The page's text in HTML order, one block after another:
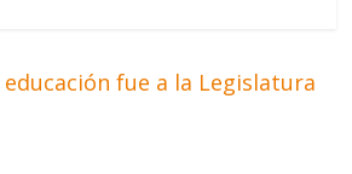
fue a la Legislatura